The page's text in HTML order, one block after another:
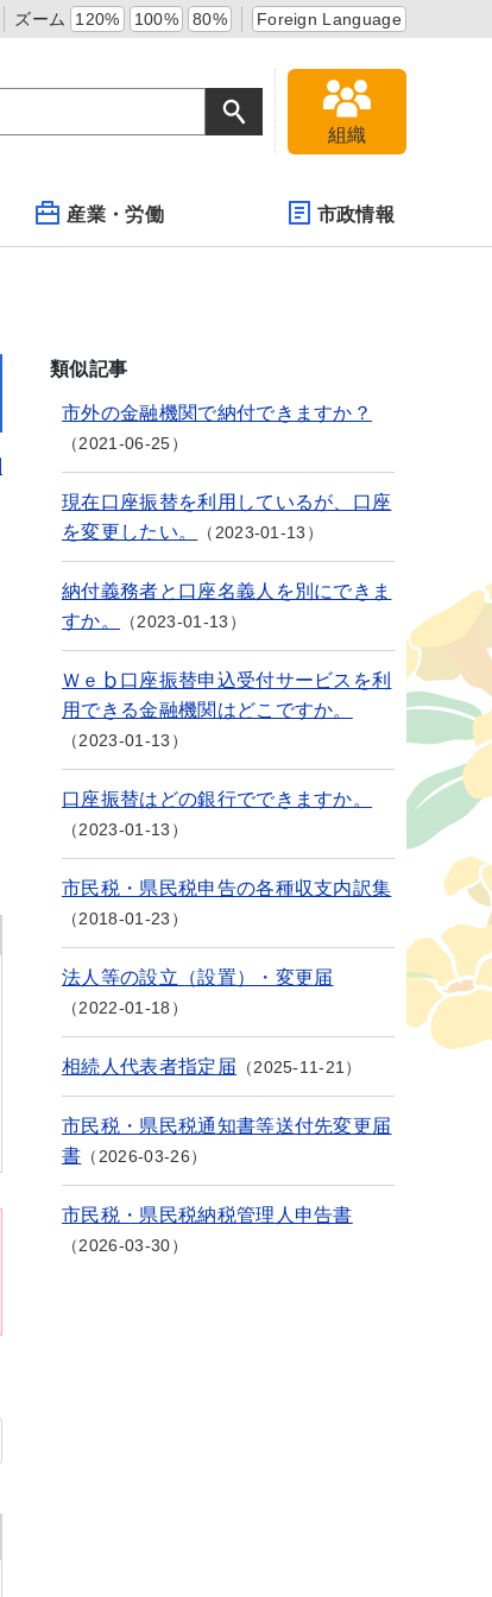
ズーム 120% 100% 80% Foreign Language
組織
産業・労働 市政情報
類似記事
市外の金融機関で納付できますか？
2021-06-25
現在口座振替を利用しているが、口座
を変更したい。
2023-01-13
納付義務者と口座名義人を別にできま
すか。
2023-01-13
Ｗｅｂ口座振替申込受付サービスを利
用できる金融機関はどこですか。
2023-01-13
口座振替はどの銀行でできますか。
2023-01-13
市民税・県民税申告の各種収支内訳集
2018-01-23
法人等の設立（設置）・変更届
2022-01-18
相続人代表者指定届 2025-11-21
市民税・県民税通知書等送付先変更届
書
2026-03-26
市民税・県民税納税管理人申告書
2026-03-30